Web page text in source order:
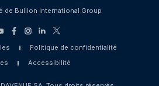
de Bullion International Group
Politique de confidentialité
Accessibilité